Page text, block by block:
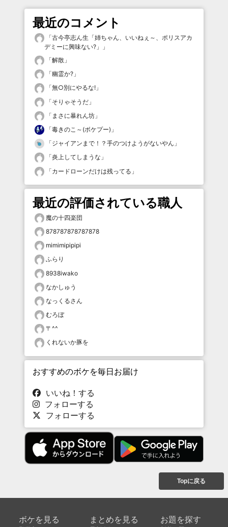
最近のコメント
「古今亭志ん生「姉ちゃん、いいねぇ～、ポリスアカ
デミーに興味ない?」
」
「解散 」
「幽霊か? 」
「無○別にやるな! 」
「そりゃそうだ 」
「 まさに暴れん坊 」
「毒きのこ～(ボケプー) 」
「ジャイアンまで！？手のつけようがないやん 」
「炎上してしまうな 」
「カードローンだけは残ってる 」
最近の評価されている職人
魔の十四楽団
878787878787878
mimimipipipi
ふらり
8938iwako
なかしゅう
なっくるさん
むろぼ
〒^^
くれないか豚を
おすすめのボケを毎日お届け
いいね！する
フォローする
フォローする
Topに戻る
ボケを見る まとめを見る お題を探す